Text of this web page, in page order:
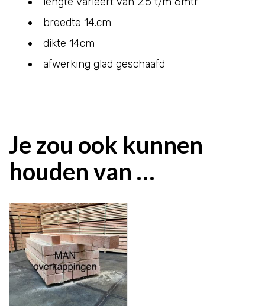
breedte 14.cm
dikte 14cm
afwerking glad geschaafd
Je zou ook kunnen
houden van …